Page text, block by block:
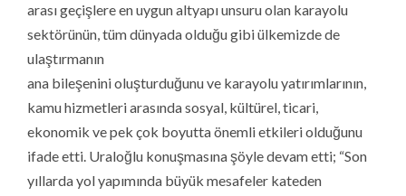
arası geçişlere en uygun altyapı unsuru olan karayolu
sektörünün, tüm dünyada olduğu gibi ülkemizde de
ulaştırmanın
ana bileşenini oluşturduğunu ve karayolu yatırımlarının,
kamu hizmetleri arasında sosyal, kültürel, ticari,
ekonomik ve pek çok boyutta önemli etkileri olduğunu
ifade etti. Uraloğlu konuşmasına şöyle devam etti; “Son
yıllarda yol yapımında büyük mesafeler kateden